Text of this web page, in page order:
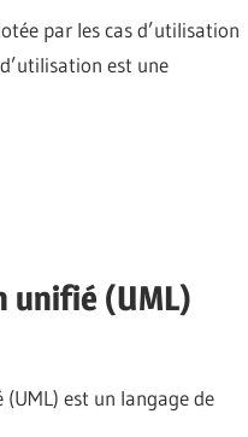
par les cas d’utilisation
est une
unifié (UML)
est un langage de